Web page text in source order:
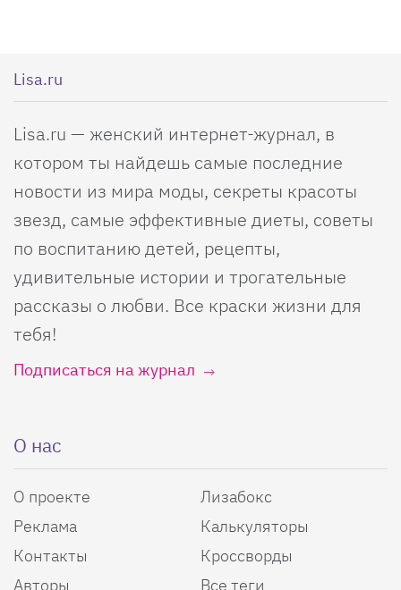
Lisa.ru
Lisa.ru — женский интернет-журнал, в
котором ты найдешь самые последние
новости из мира моды, секреты красоты
звезд, самые эффективные диеты, советы
по воспитанию детей, рецепты,
удивительные истории и трогательные
рассказы о любви. Все краски жизни для
тебя!
Подписаться на журнал
О нас
О проекте
Реклама
Контакты
Авторы
Лизабокс
Калькуляторы
Кроссворды
Все теги